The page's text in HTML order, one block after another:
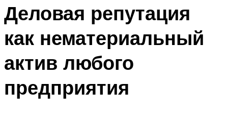
Деловая репутация
как нематериальный
актив любого
предприятия